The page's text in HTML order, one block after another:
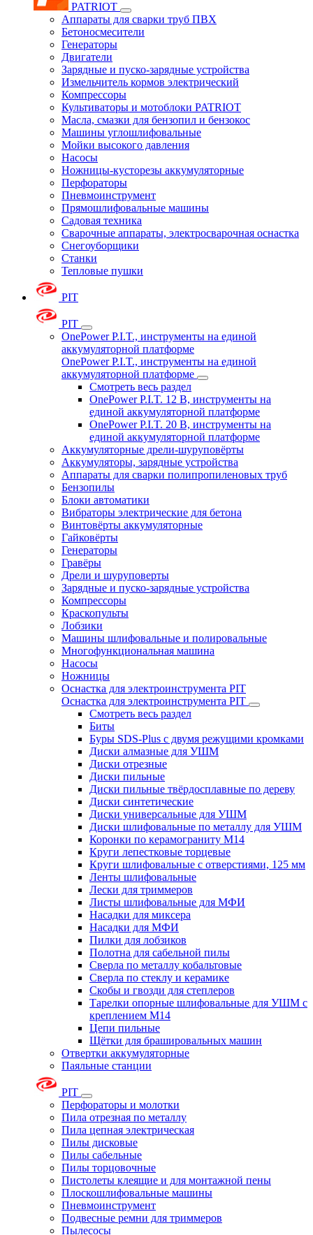
PATRIOT
Аппараты для сварки труб ПВХ
Бетоносмесители
Генераторы
Двигатели
Зарядные и пуско-зарядные устройства
Измельчитель кормов электрический
Компрессоры
Культиваторы и мотоблоки PATRIOT
Масла, смазки для бензопил и бензокос
Машины углошлифовальные
Мойки высокого давления
Насосы
Ножницы-кусторезы аккумуляторные
Перфораторы
Пневмоинструмент
Прямошлифовальные машины
Садовая техника
Сварочные аппараты, электросварочная оснастка
Снегоуборщики
Станки
Тепловые пушки
PIT
PIT
OnePower P.I.T., инструменты на единой
аккумуляторной платформе
OnePower P.I.T., инструменты на единой
аккумуляторной платформе
Смотреть весь раздел
OnePower P.I.T. 12 В, инструменты на
единой аккумуляторной платформе
OnePower P.I.T. 20 В, инструменты на
единой аккумуляторной платформе
Аккумуляторные дрели-шуруповёрты
Аккумуляторы, зарядные устройства
Аппараты для сварки полипропиленовых труб
Бензопилы
Блоки автоматики
Вибраторы электрические для бетона
Винтовёрты аккумуляторные
Гайковёрты
Генераторы
Гравёры
Дрели и шуруповерты
Зарядные и пуско-зарядные устройства
Компрессоры
Краскопульты
Лобзики
Машины шлифовальные и полировальные
Многофункциональная машина
Насосы
Ножницы
Оснастка для электроинструмента PIT
Оснастка для электроинструмента PIT
Смотреть весь раздел
Биты
Буры SDS-Plus c двумя режущими кромками
Диски алмазные для УШМ
Диски отрезные
Диски пильные
Диски пильные твёрдосплавные по дереву
Диски синтетические
Диски универсальные для УШМ
Диски шлифовальные по металлу для УШМ
Коронки по керамограниту M14
Круги лепестковые торцевые
Круги шлифовальные с отверстиями, 125 мм
Ленты шлифовальные
Лески для триммеров
Листы шлифовальные для МФИ
Насадки для миксера
Насадки для МФИ
Пилки для лобзиков
Полотна для сабельной пилы
Сверла по металлу кобальтовые
Сверла по стеклу и керамике
Скобы и гвозди для степлеров
Тарелки опорные шлифовальные для УШМ с
креплением М14
Цепи пильные
Щётки для брашировальных машин
Отвертки аккумуляторные
Паяльные станции
PIT
Перфораторы и молотки
Пила отрезная по металлу
Пила цепная электрическая
Пилы дисковые
Пилы сабельные
Пилы торцовочные
Пистолеты клеящие и для монтажной пены
Плоскошлифовальные машины
Пневмоинструмент
Подвесные ремни для триммеров
Пылесосы